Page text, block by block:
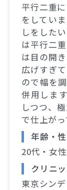
平行二重
をしてい
しをした
は平行二
は目の開
広げすぎ
ので幅を
併用しま
しつつ、
で仕上が
年齢・
20代・女性
クリニ
東京シン